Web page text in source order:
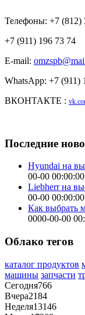
Телефоны: +7 (812)
+7 (911) 196 73 74
E-mail:
WhatsApp: +7 (911)
ВКОНТАКТЕ :
Последние
Hyundai на
00-00 00:00:00
Liebherr на
00-00 00:00:00
Как выбрать
0000-00-00
Облако тегов
каталог продуктов
машины запчасти
Сегодня766
Вчера2184
Неделя13146